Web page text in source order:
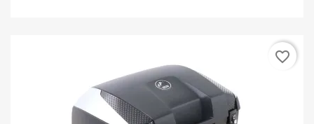
favorite_border